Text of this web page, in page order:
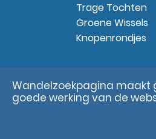
Trage Tochten
Groene Wissels
Knopenrondjes
Wandelzoekpagina maakt
goede werking van de